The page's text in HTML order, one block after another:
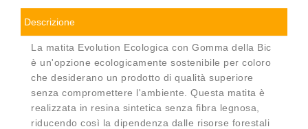
Descrizione
La matita Evolution Ecologica con Gomma della Bic
è un'opzione ecologicamente sostenibile per coloro
che desiderano un prodotto di qualità superiore
senza compromettere l'ambiente. Questa matita è
realizzata in resina sintetica senza fibra legnosa,
riducendo così la dipendenza dalle risorse forestali